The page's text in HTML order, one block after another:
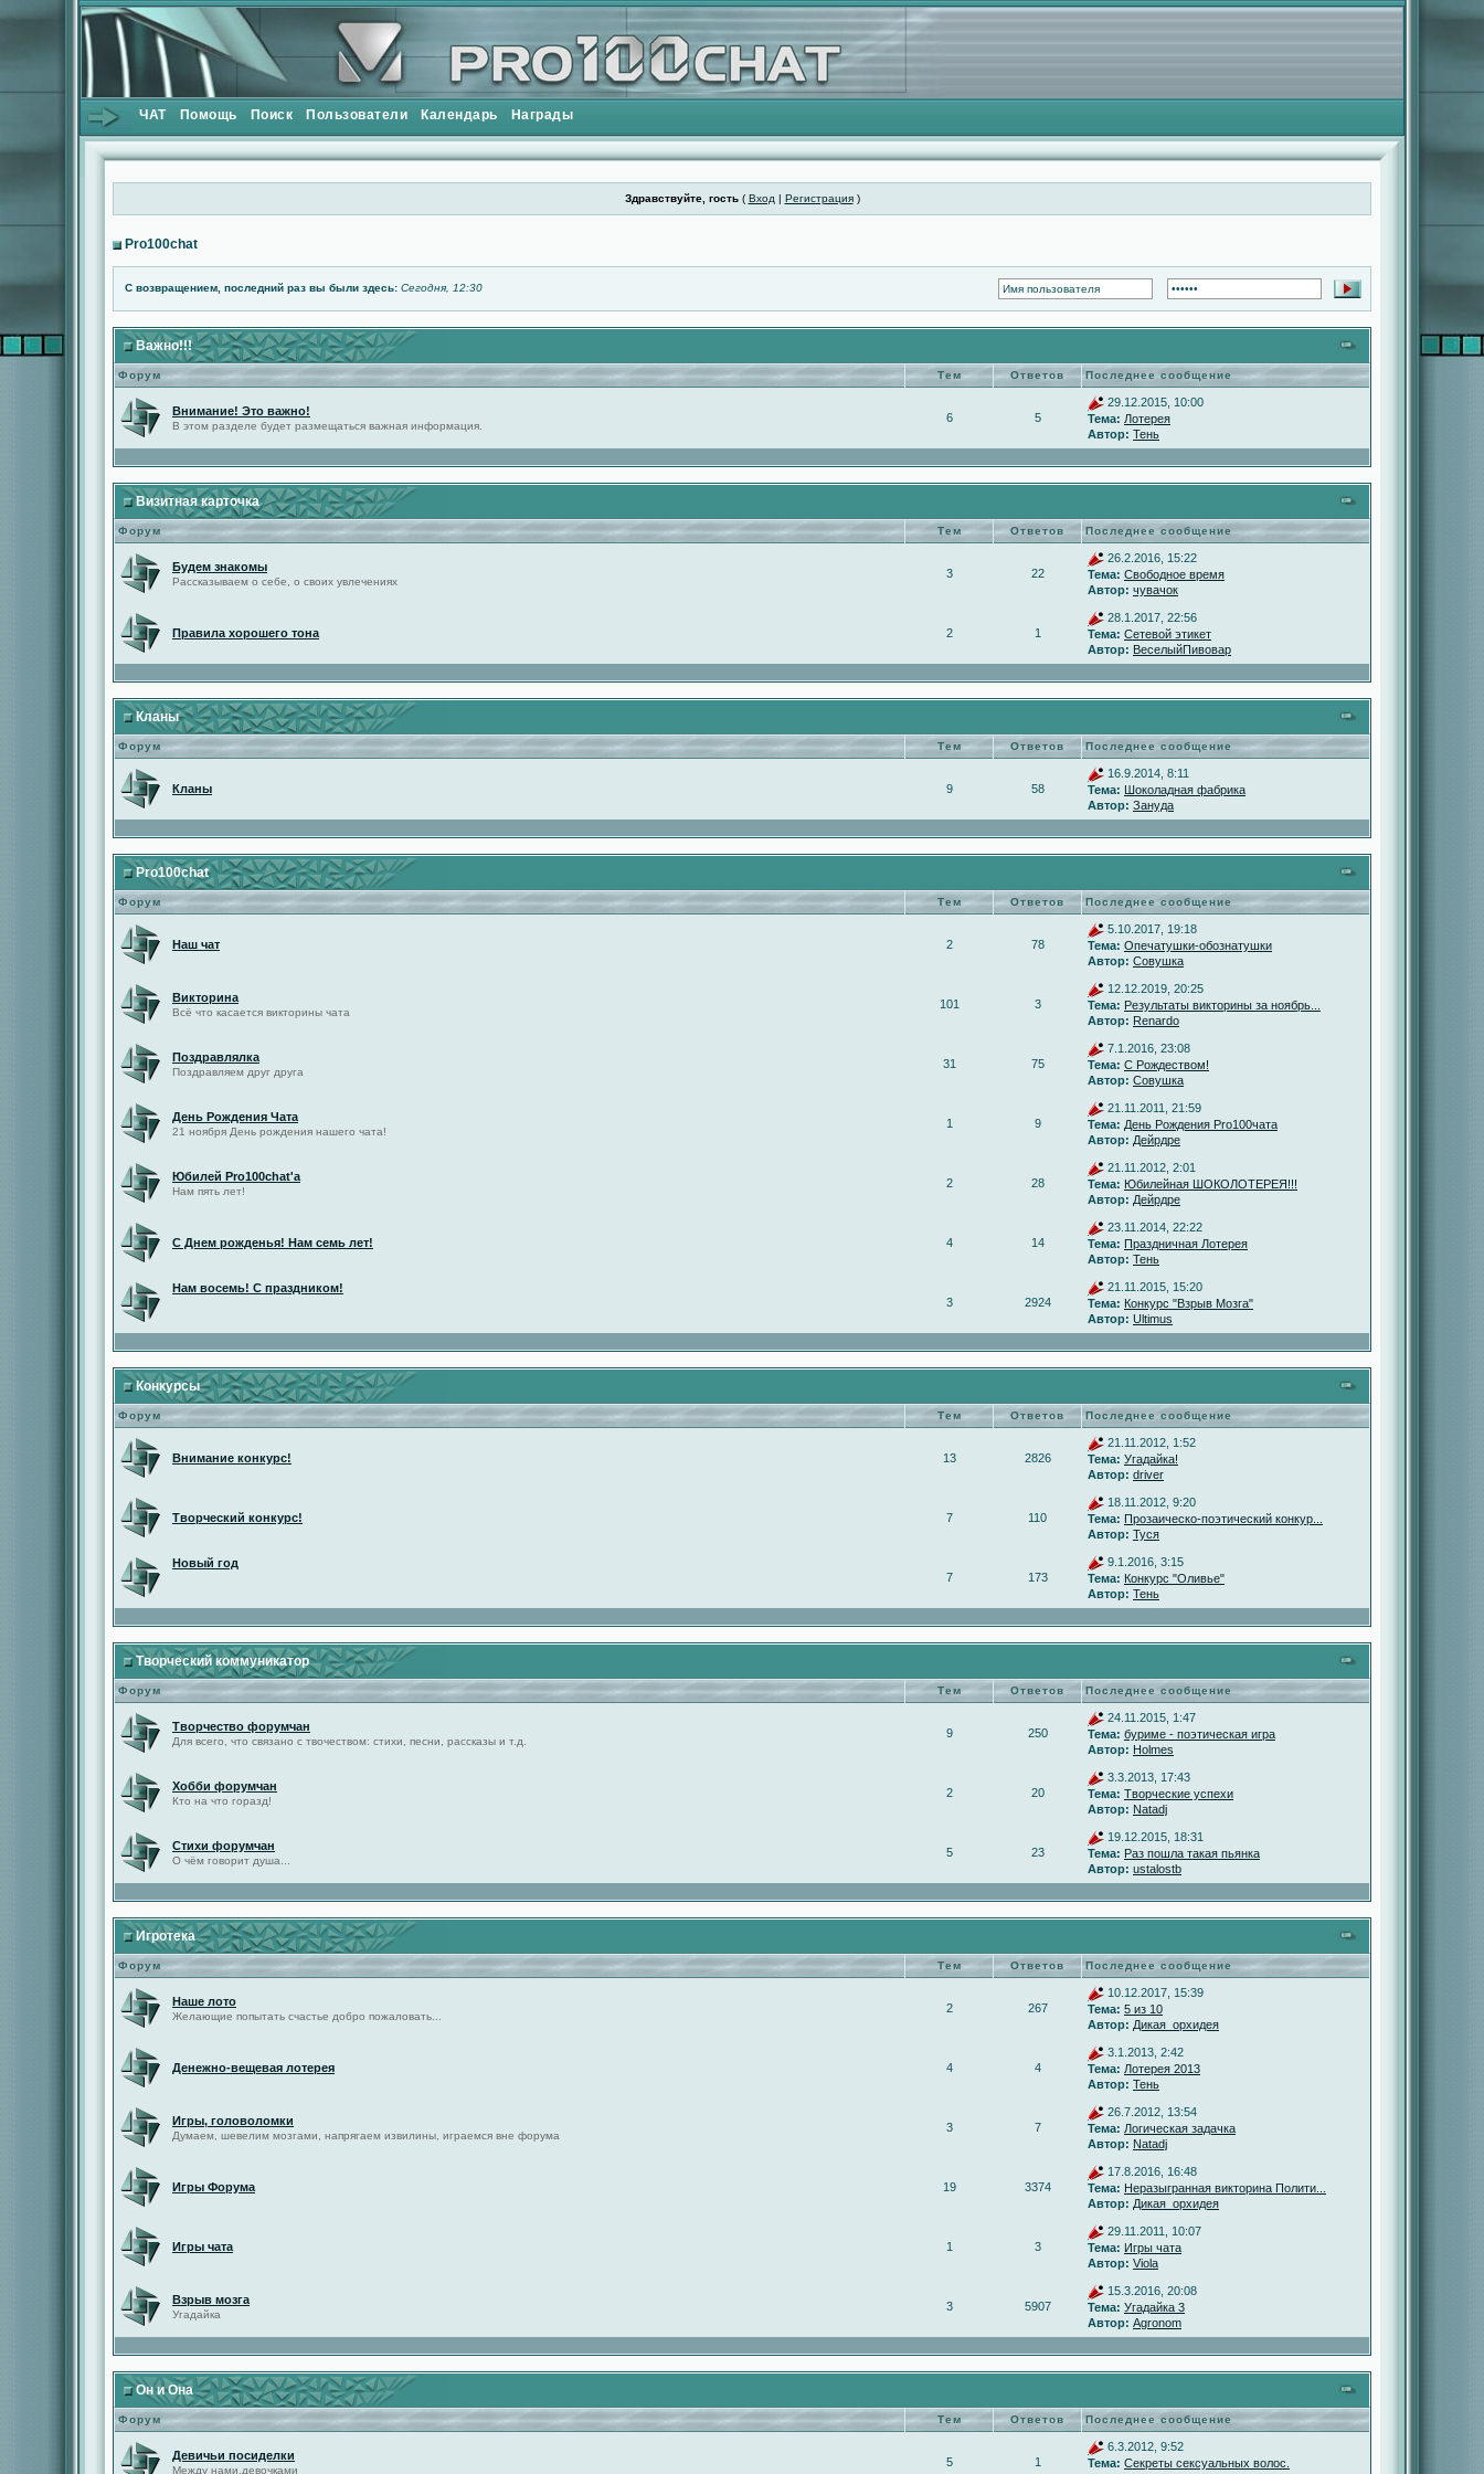
ЧАТ Помощь Поиск Пользователи Календарь Награды
Здравствуйте, гость( Вход | Регистрация)
Pro100chat
С возвращением, последний раз вы были здесь: Сегодня, 12:30
Важно!!!
Форум Тем Ответов Последнее сообщение
Внимание! Это важно!
В этом разделе будет размещаться важная информация.
6 5
29.12.2015, 10:00
Тема: Лотерея
Автор: Тень
Визитная карточка
Форум Тем Ответов Последнее сообщение
Будем знакомы
Рассказываем о себе, о своих увлечениях
3 22
26.2.2016, 15:22
Тема: Свободное время
Автор: чувачок
Правила хорошего тона 2 1
28.1.2017, 22:56
Тема: Сетевой этикет
Автор: ВеселыйПивовар
Кланы
Форум Тем Ответов Последнее сообщение
Кланы 9 58
16.9.2014, 8:11
Тема: Шоколадная фабрика
Автор: Зануда
Pro100chat
Форум Тем Ответов Последнее сообщение
Наш чат 2 78
5.10.2017, 19:18
Тема: Опечатушки-обознатушки
Автор: Совушка
Викторина
Всё что касается викторины чата
101 3
12.12.2019, 20:25
Тема: Результаты викторины за ноябрь...
Автор: Renardo
Поздравлялка
Поздравляем друг друга
31 75
7.1.2016, 23:08
Тема: С Рождеством!
Автор: Совушка
День Рождения Чата
21 ноября День рождения нашего чата!
1 9
21.11.2011, 21:59
Тема: День Рождения Pro100чата
Автор: Дейрдре
Юбилей Pro100chat'а
Нам пять лет!
2 28
21.11.2012, 2:01
Тема: Юбилейная ШОКОЛОТЕРЕЯ!!!
Автор: Дейрдре
С Днем рожденья! Нам семь лет! 4 14
23.11.2014, 22:22
Тема: Праздничная Лотерея
Автор: Тень
Нам восемь! С праздником!
3
2924
21.11.2015, 15:20
Тема: Конкурс "Взрыв Мозга"
Автор: Ultimus
Конкурсы
Форум Тем Ответов Последнее сообщение
Внимание конкурс! 13 2826
21.11.2012, 1:52
Тема: Угадайка!
Автор: driver
Творческий конкурс! 7 110
18.11.2012, 9:20
Тема: Прозаическо-поэтический конкур...
Автор: Туся
Новый год
7
173
9.1.2016, 3:15
Тема: Конкурс "Оливье"
Автор: Тень
Творческий коммуникатор
Форум Тем Ответов Последнее сообщение
Творчество форумчан
Для всего, что связано с твочеством: стихи, песни, рассказы и т.д.
9 250
24.11.2015, 1:47
Тема: буриме - поэтическая игра
Автор: Holmes
Хобби форумчан
Кто на что горазд!
2 20
3.3.2013, 17:43
Тема: Творческие успехи
Автор: Natadj
Стихи форумчан
О чём говорит душа...
5 23
19.12.2015, 18:31
Тема: Раз пошла такая пьянка
Автор: ustalostb
Игротека
Форум Тем Ответов Последнее сообщение
Наше лото
Желающие попытать счастье добро пожаловать...
2 267
10.12.2017, 15:39
Тема: 5 из 10
Автор: Дикая_орхидея
Денежно-вещевая лотерея 4 4
3.1.2013, 2:42
Тема: Лотерея 2013
Автор: Тень
Игры, головоломки
Думаем, шевелим мозгами, напрягаем извилины, играемся вне форума
3 7
26.7.2012, 13:54
Тема: Логическая задачка
Автор: Natadj
Игры Форума 19 3374
17.8.2016, 16:48
Тема: Неразыгранная викторина Полити...
Автор: Дикая_орхидея
Игры чата 1 3
29.11.2011, 10:07
Тема: Игры чата
Автор: Viola
Взрыв мозга
Угадайка
3 5907
15.3.2016, 20:08
Тема: Угадайка 3
Автор: Agronom
Он и Она
Форум Тем Ответов Последнее сообщение
Девичьи посиделки
Между нами,девочками
5 1
6.3.2012, 9:52
Тема: Секреты сексуальных волос.